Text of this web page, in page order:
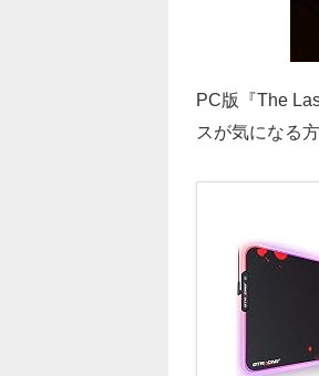
PC版『The
スが気になる